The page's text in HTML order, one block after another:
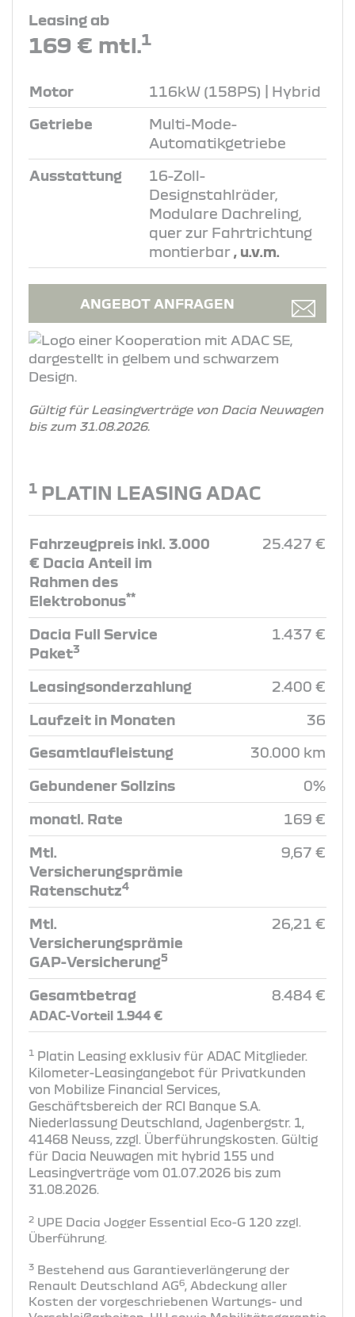
Leasing ab
169 € mtl.1
Motor 116kW (158PS) | Hybrid
Getriebe
Multi-Mode-
Automatikgetriebe
Ausstattung
16-Zoll-
Designstahlräder,
Modulare Dachreling,
quer zur Fahrtrichtung
montierbar , u.v.m.
ANGEBOT ANFRAGEN
Gültig für Leasingverträge von Dacia Neuwagen
bis zum 31.08.2026.
1 PLATIN LEASING ADAC
Fahrzeugpreis inkl. 3.000
€ Dacia Anteil im
Rahmen des
Elektrobonus**
25.427 €
Dacia Full Service
Paket3
1.437 €
Leasingsonderzahlung 2.400 €
Laufzeit in Monaten 36
Gesamtlaufleistung 30.000 km
Gebundener Sollzins 0%
monatl. Rate 169 €
Mtl.
Versicherungsprämie
Ratenschutz4
9,67 €
Mtl.
Versicherungsprämie
GAP-Versicherung5
26,21 €
Gesamtbetrag
ADAC-Vorteil 1.944 €
8.484 €
1 Platin Leasing exklusiv für ADAC Mitglieder.
Kilometer-Leasingangebot für Privatkunden
von Mobilize Financial Services,
Geschäftsbereich der RCI Banque S.A.
Niederlassung Deutschland, Jagenbergstr. 1,
41468 Neuss, zzgl. Überführungskosten. Gültig
für Dacia Neuwagen mit hybrid 155 und
Leasingverträge vom 01.07.2026 bis zum
31.08.2026.
2 UPE Dacia Jogger Essential Eco-G 120 zzgl.
Überführung​.
3 Bestehend aus Garantieverlängerung der
Renault Deutschland AG6
, Abdeckung aller
Kosten der vorgeschriebenen Wartungs- und